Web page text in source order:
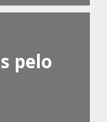
pelo